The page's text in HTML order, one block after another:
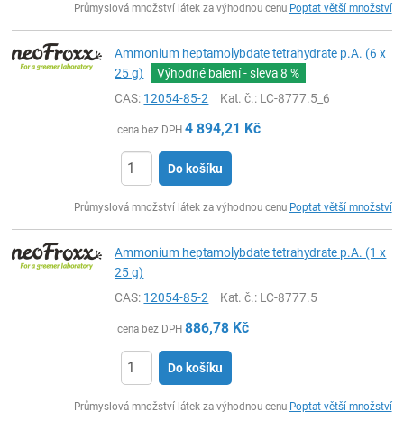
Průmyslová množství látek za výhodnou cenu Poptat větší množství
Ammonium heptamolybdate tetrahydrate p.A. (6 x
25 g)
Výhodné balení - sleva8 %
CAS: 12054-85-2 Kat. č.: LC-8777.5_6
cena bez DPH 4 894,21 Kč
Do košíku
Průmyslová množství látek za výhodnou cenu Poptat větší množství
Ammonium heptamolybdate tetrahydrate p.A. (1 x
25 g)
CAS: 12054-85-2 Kat. č.: LC-8777.5
cena bez DPH 886,78 Kč
Do košíku
Průmyslová množství látek za výhodnou cenu Poptat větší množství